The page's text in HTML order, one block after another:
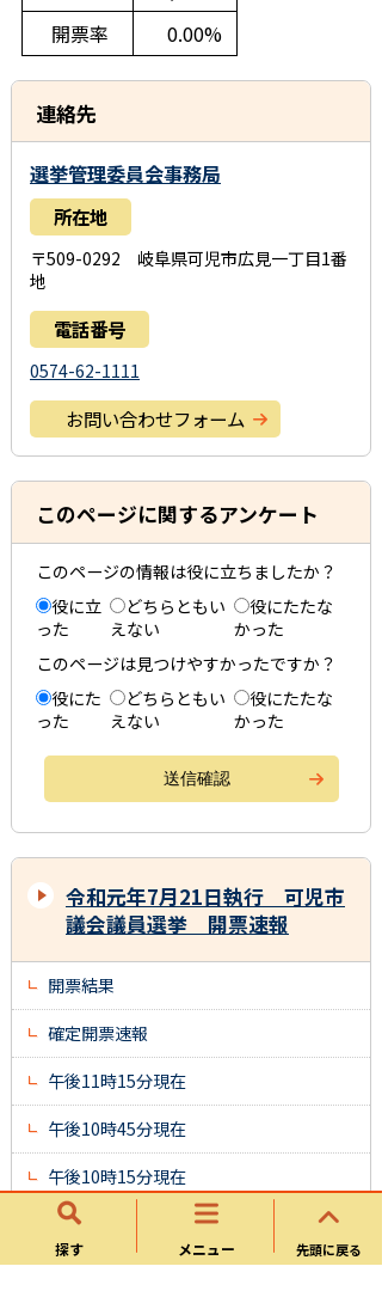
探す メニュー
開票率
0.00%
連絡先
選挙管理委員会事務局
所在地
〒509-0292 岐阜県可児市広見一丁目1番
地
電話番号
0574-62-1111
お問い合わせフォーム
このページに関するアンケート
このページの情報は役に立ちましたか？
役に立
った
どちらともい
えない
役にたたな
かった
このページは見つけやすかったですか？
役にた
った
どちらともい
えない
役にたたな
かった
先頭に戻る
令和元年7月21日執行 可児市
議会議員選挙 開票速報
開票結果
確定開票速報
午後11時15分現在
午後10時45分現在
午後10時15分現在
午後9時45分現在
午後9時15分現在